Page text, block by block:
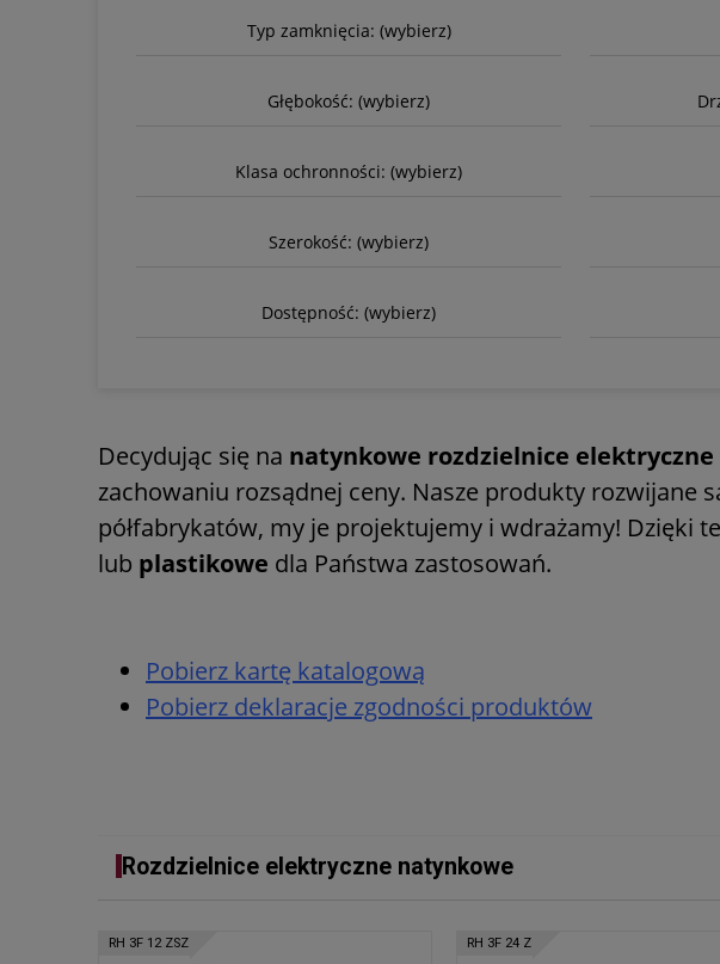
Typ zamknięcia: (wybierz)
Głębokość: (wybierz)
Klasa ochronności: (wybierz)
Szerokość: (wybierz)
Dostępność: (wybierz)
Decydując się na natynkowe rozdzielnice elektryczne
zachowaniu rozsądnej ceny. Nasze produkty rozwijane
półfabrykatów, my je projektujemy i wdrażamy! Dzięki
lub plastikowe dla Państwa zastosowań.
Pobierz kartę katalogową
Pobierz deklaracje zgodności produktów
Rozdzielnice elektryczne natynkowe
RH 3F 12 ZSZ RH 3F 24 Z